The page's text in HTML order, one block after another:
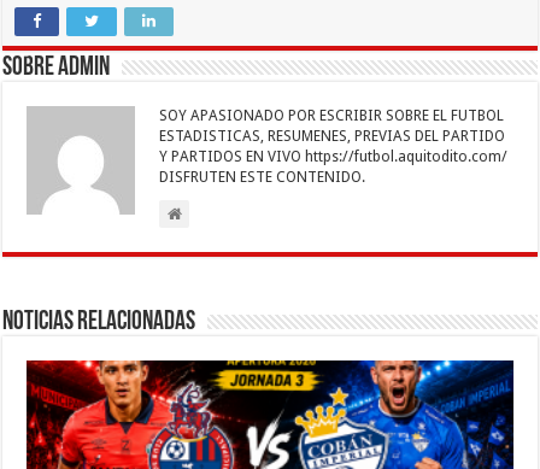
e
b
o
o
k
tt
er
at
sA
p
p
l
e
dI
n
n
g
er
gr
a
m
p
ar
ti
Sobre admin
SOY APASIONADO POR ESCRIBIR SOBRE EL FUTBOL
ESTADISTICAS, RESUMENES, PREVIAS DEL PARTIDO
Y PARTIDOS EN VIVO https://futbol.aquitodito.com/
DISFRUTEN ESTE CONTENIDO.
Noticias Relacionadas